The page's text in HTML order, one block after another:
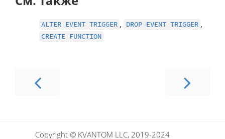
ALTER EVENT TRIGGER , DROP EVENT TRIGGER ,
CREATE FUNCTION
Copyright © KVANTOM LLC, 2019-2024